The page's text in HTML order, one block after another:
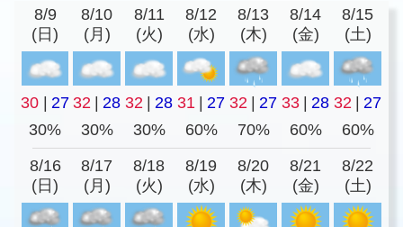
8/9
(日)
8/10
(月)
8/11
(火)
8/12
(水)
8/13
(木)
8/14
(金)
8/15
(土)
30 27 32 28 32 28 31 27 32 27 33 28 32
27
30%
30% 30% 60% 70% 60% 60%
8/16
(日)
8/17
(月)
8/18
(火)
8/19
(水)
8/20
(木)
8/21
(金)
8/22
(土)